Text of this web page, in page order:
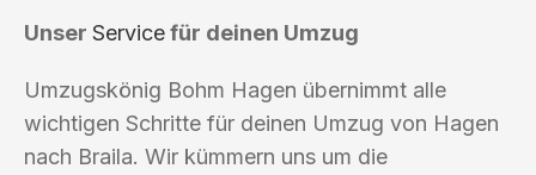
Unser Servicefür deinen Umzug
Umzugskönig Bohm Hagen übernimmt alle
wichtigen Schritte für deinen Umzug von Hagen
nach Braila. Wir kümmern uns um die